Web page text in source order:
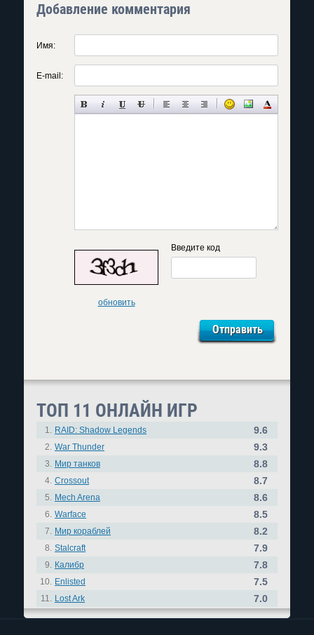
Добавление комментария
Имя:
E-mail:
обновить
Введите код
ТОП 11 ОНЛАЙН ИГР
1. RAID: Shadow Legends 9.6
2. War Thunder 9.3
3. Мир танков 8.8
4. Crossout 8.7
5. Mech Arena 8.6
6. Warface 8.5
7. Мир кораблей 8.2
8. Stalcraft 7.9
9. Калибр 7.8
10. Enlisted 7.5
11. Lost Ark 7.0